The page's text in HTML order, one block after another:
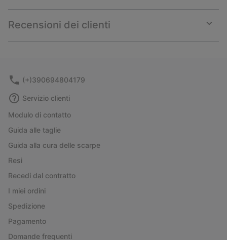
or
Recensioni dei clienti
or
(+)390694804179
Servizio clienti
Modulo di contatto
Guida alle taglie
Guida alla cura delle scarpe
Resi
Recedi dal contratto
I miei ordini
Spedizione
Pagamento
Domande frequenti